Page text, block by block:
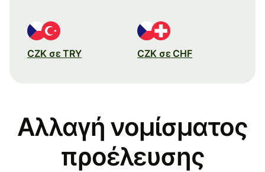
CZK σε TRY CZK σε CHF
Αλλαγή νομίσματος
προέλευσης